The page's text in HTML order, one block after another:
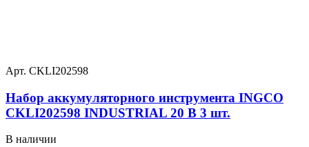
Арт. CKLI202598
Набор аккумуляторного инструмента INGCO
CKLI202598 INDUSTRIAL 20 В 3 шт.
В наличии